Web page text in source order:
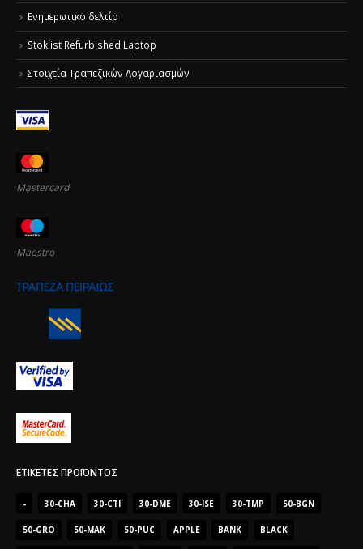
Ενημερωτικό δελτίο
Stoklist Refurbished Laptop
Στοιχεία Τραπεζικών Λογαριασμών
Mastercard
Maestro
ΕΤΙΚΈΤΕΣ ΠΡΟΪΌΝΤΟΣ
- 30-CHA 30-CTI 30-DME 30-ISE 30-TMP 50-BGN
50-GRO 50-MAK 50-PUC APPLE BANK BLACK